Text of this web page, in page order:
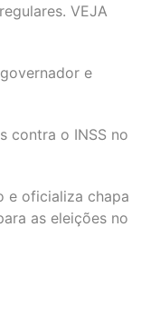
VEJA
e
contra o INSS no
e oficializa chapa
as eleições no